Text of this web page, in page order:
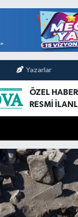
Yazarlar
ÖZEL HABER
RESMİ